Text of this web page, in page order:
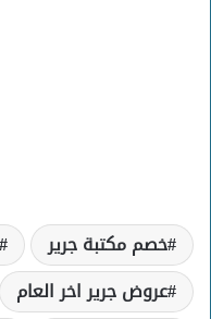
خصم مكتبة جرير
عروض جرير اخر العام